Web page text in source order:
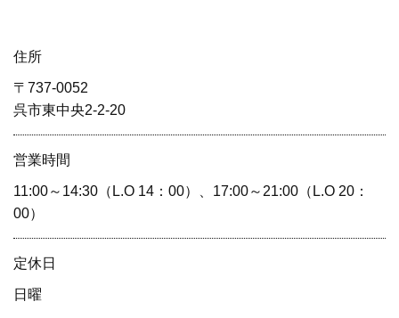
住所
〒737-0052
呉市東中央2-2-20
営業時間
11:00～14:30（L.O 14：00）、17:00～21:00（L.O 20：
00）
定休⽇
日曜